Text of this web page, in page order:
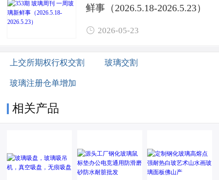
鲜事（2026.5.18-2026.5.23）
 2026-05-23
上交所期权行权交割 玻璃交割
玻璃注册仓单增加
相关产品